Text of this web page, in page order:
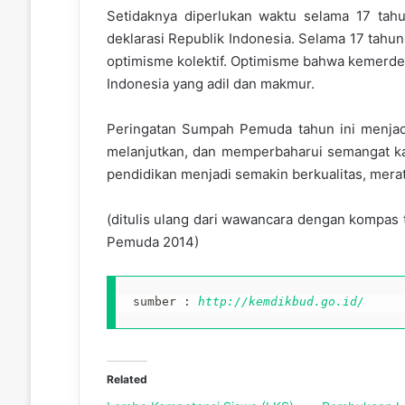
Setidaknya diperlukan waktu selama 17
deklarasi Republik Indonesia. Selama 17
optimisme kolektif. Optimisme bahwa
Indonesia yang adil dan makmur.
Peringatan Sumpah Pemuda tahun ini
melanjutkan, dan memperbaharui semangat
pendidikan menjadi semakin berkualitas,
(ditulis ulang dari wawancara dengan
Pemuda 2014)
sumber : http://kemdikbud.go.id/
Related